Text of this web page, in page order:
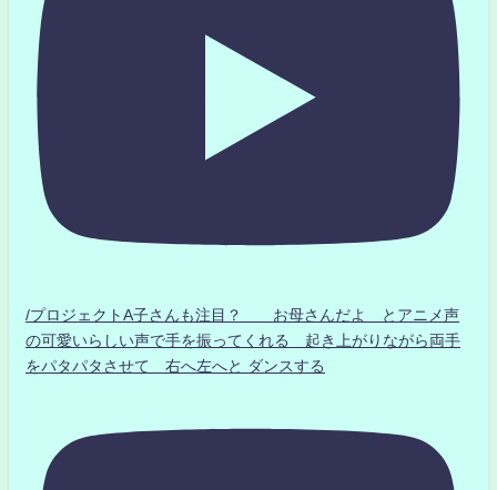
/プロジェクトA子さんも注目？ お母さんだよ とアニメ声
の可愛いらしい声で手を振ってくれる 起き上がりながら両手
をパタパタさせて 右へ左へと ダンスする